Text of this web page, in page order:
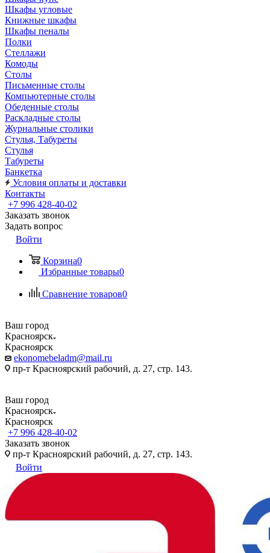
Шкафы угловые
Книжные шкафы
Шкафы пеналы
Полки
Стеллажи
Комоды
Столы
Письменные столы
Компьютерные столы
Обеденные столы
Раскладные столы
Журнальные столики
Стулья, Табуреты
Стулья
Табуреты
Банкетка
Условия оплаты и доставки
Контакты
+7 996 428-40-02
Заказать звонок
Задать вопрос
Войти
Корзина0
Избранные товары0
Сравнение товаров0
Ваш город
Красноярск
Красноярск
ekonomebeladm@mail.ru
пр-т Красноярский рабочий, д. 27, стр. 143.
Ваш город
Красноярск
Красноярск
+7 996 428-40-02
Заказать звонок
пр-т Красноярский рабочий, д. 27, стр. 143.
Войти